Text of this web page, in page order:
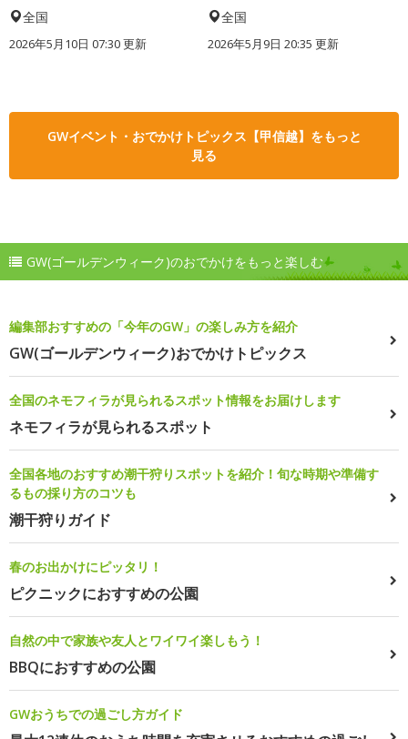
全国
2026年5月10日 07:30 更新
全国
2026年5月9日 20:35 更新
GWイベント・おでかけトピックス【甲信越】をもっと
見る
GW(ゴールデンウィーク)のおでかけをもっと楽しむ
編集部おすすめの「今年のGW」の楽しみ方を紹介
GW(ゴールデンウィーク)おでかけトピックス
全国のネモフィラが見られるスポット情報をお届けします
ネモフィラが見られるスポット
全国各地のおすすめ潮干狩りスポットを紹介！旬な時期や準備す
るもの採り方のコツも
潮干狩りガイド
春のお出かけにピッタリ！
ピクニックにおすすめの公園
自然の中で家族や友人とワイワイ楽しもう！
BBQにおすすめの公園
GWおうちでの過ごし方ガイド